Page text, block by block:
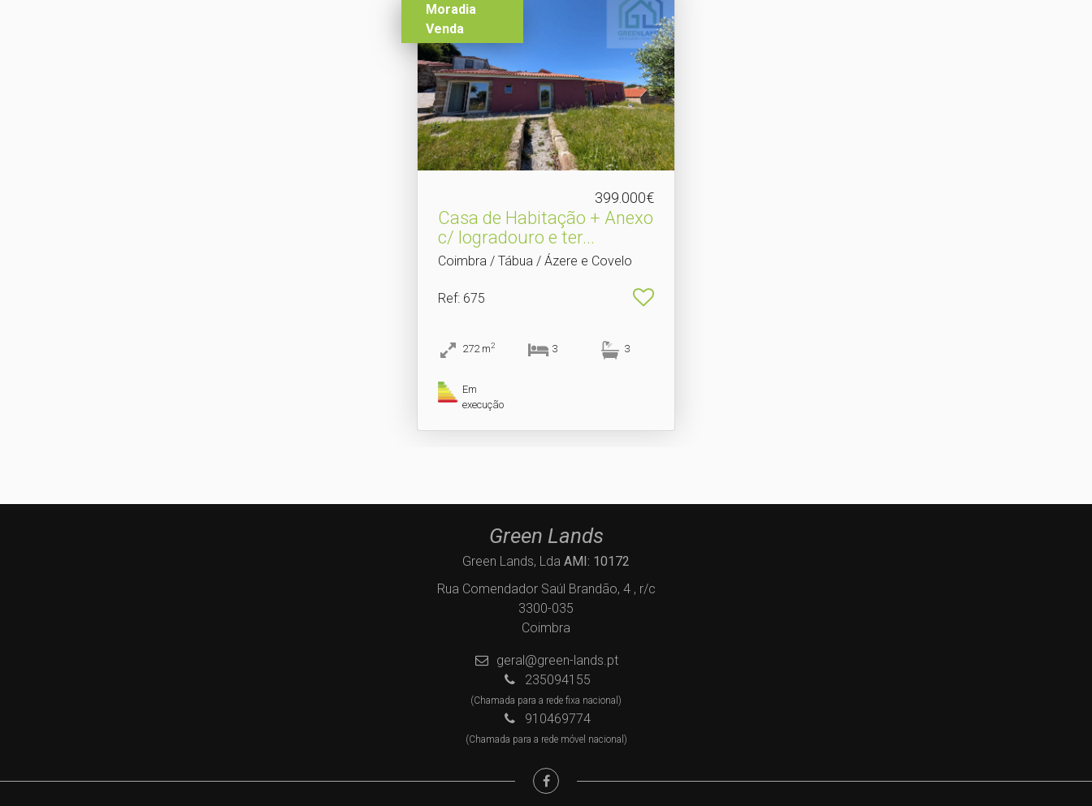
Moradia
Venda
399.000€
Casa de Habitação + Anexo
c/ logradouro e ter.​..
Coimbra / Tábua / Ázere e Covelo
Ref: 675
272 m2 3 3
Em
execução
Green Lands
Green Lands, Lda AMI: 10172
Rua Comendador Saúl Brandão, 4 , r/c
3300-035
Coimbra
geral@green-lands.pt
235094155
(Chamada para a rede fixa nacional)
910469774
(Chamada para a rede móvel nacional)